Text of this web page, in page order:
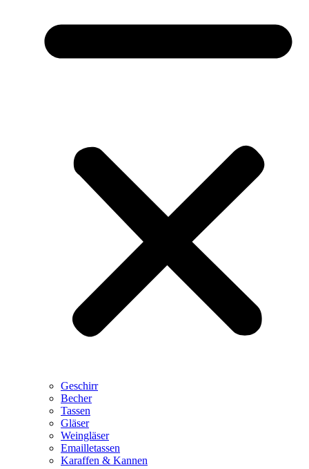
Geschirr
Becher
Tassen
Gläser
Weingläser
Emailletassen
Karaffen & Kannen